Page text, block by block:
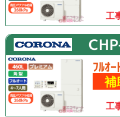
工
ﾌﾙｵ
補
工